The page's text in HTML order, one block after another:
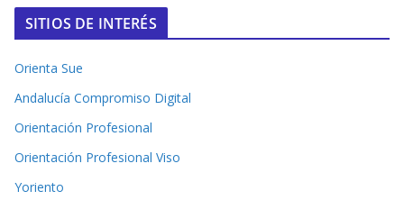
SITIOS DE INTERÉS
Orienta Sue
Andalucía Compromiso Digital
Orientación Profesional
Orientación Profesional Viso
Yoriento